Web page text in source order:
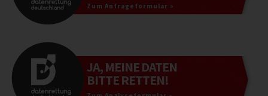
Zum Anfrageformular »
JA, MEINE DATEN
BITTE RETTEN!